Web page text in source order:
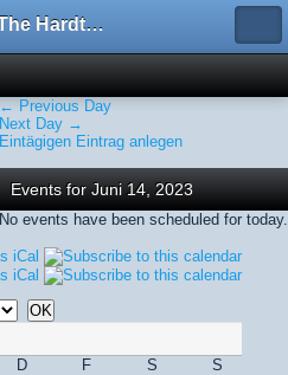
USB - The Hardtechno Family
← Previous Day
Next Day →
Eintägigen Eintrag anlegen
Events for Juni 14, 2023
No events have been scheduled for today.
D F S
S